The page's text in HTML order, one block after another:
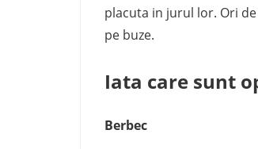
placuta in jurul lor. Ori
pe buze.
Iata care sunt
Berbec